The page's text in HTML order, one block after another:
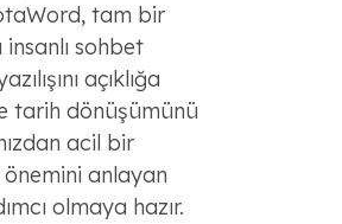
tam bir
sohbet
açıklığa
tarih dönüşümünü
acil bir
anlayan
olmaya hazır.